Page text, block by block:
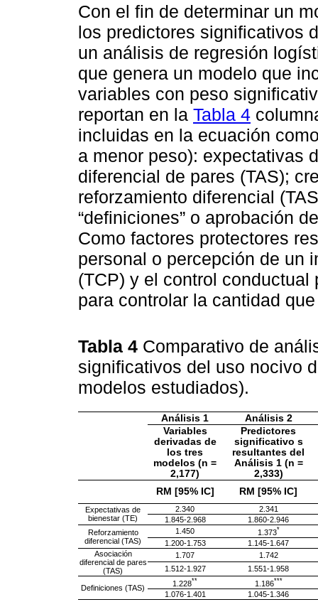
Con el fin de determinar un
los predictores significativos
un análisis de regresión
que genera un modelo que
variables con peso
reportan en la Tabla 4
incluidas en la ecuación
a menor peso): expectativas
diferencial de pares (TAS);
reforzamiento diferencial
“definiciones” o aprobación
Como factores protectores
personal o percepción de un
(TCP) y el control
para controlar la cantidad
Tabla 4 Comparativo de
significativos del uso nocivo
modelos estudiados).
Análisis 1
Análisis 2
Variables
derivadas de
los tres
modelos (n =
2,177)
Predictores
significativo s
resultantes del
Análisis 1 (n =
2,333)
RM [95% IC]
RM [95% IC]
Expectativas de
bienestar (TE)
2.340
2.341
1.845-2.968
1.860-2.946
Reforzamiento
diferencial (TAS)
1.450 1.373*
1.200-1.753
1.145-1.647
Asociación
diferencial de pares
(TAS)
1.707
1.742
1.512-1.927
1.551-1.958
Definiciones (TAS)
1.228** 1.186***
1.076-1.401
1.045-1.346